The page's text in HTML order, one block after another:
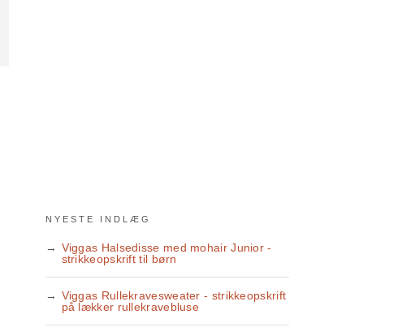
NYESTE INDLÆG
Viggas Halsedisse med mohair Junior -
strikkeopskrift til børn
Viggas Rullekravesweater - strikkeopskrift
på lækker rullekravebluse